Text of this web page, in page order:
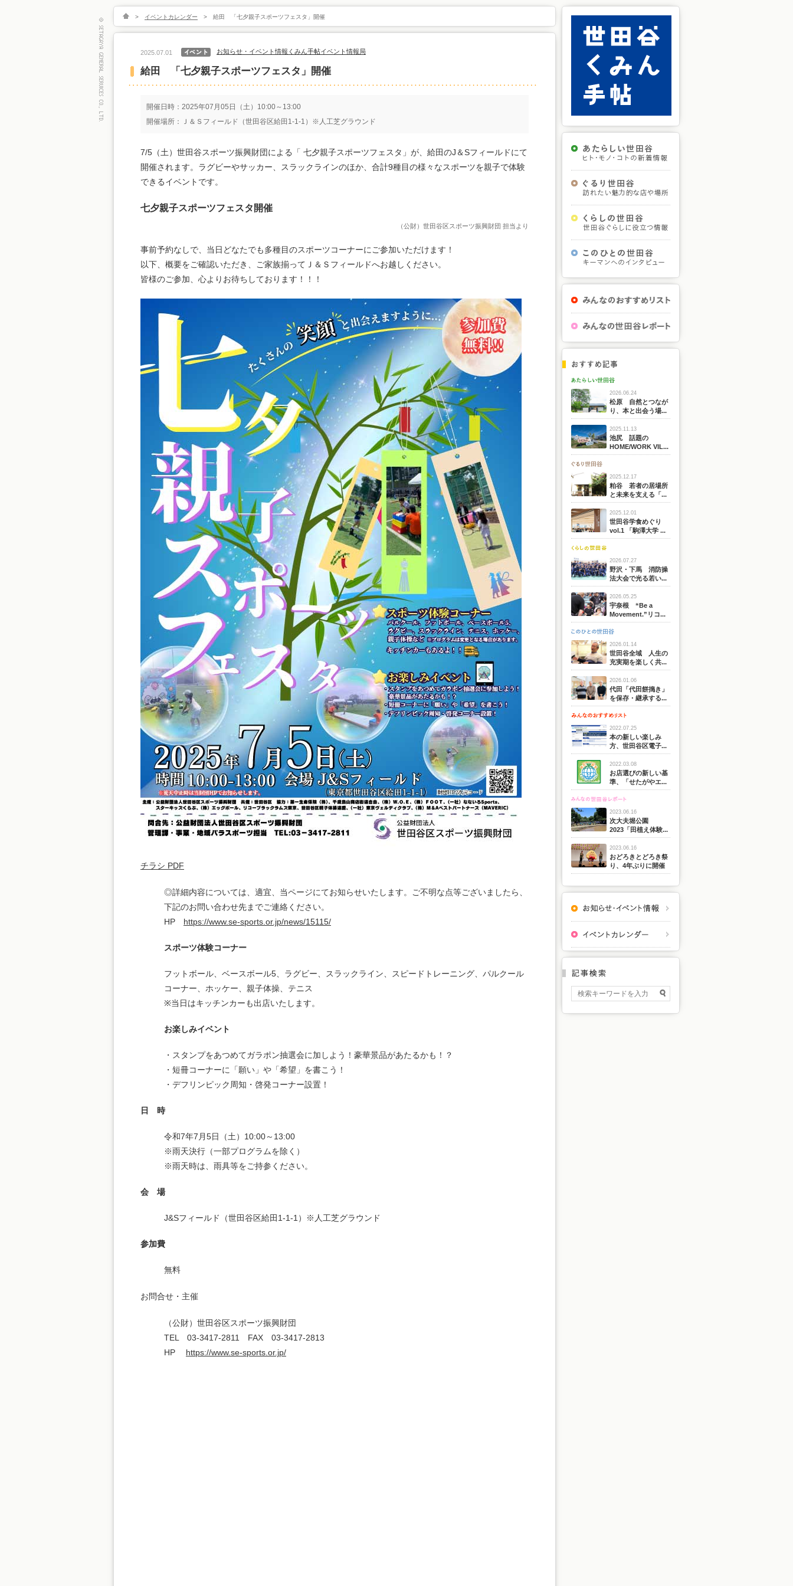
> イベントカレンダー > 給田 「七夕親子スポーツフェスタ」開催
2025.07.01 お知らせ・イベント情報 くみん手帖イベント情報局
給田 「七夕親子スポーツフェスタ」開催
開催日時：2025年07月05日（土）10:00～13:00
開催場所：Ｊ＆Ｓフィールド（世田谷区給田1-1-1）※人工芝グラウンド
7/5（土）世田谷スポーツ振興財団による「 七夕親子スポーツフェスタ」が、給田のJ＆Sフィールドにて
開催されます。ラグビーやサッカー、スラックラインのほか、合計9種目の様々なスポーツを親子で体験
できるイベントです。
七夕親子スポーツフェスタ開催
（公財）世田谷区スポーツ振興財団 担当より
事前予約なしで、当日どなたでも多種目のスポーツコーナーにご参加いただけます！
以下、概要をご確認いただき、ご家族揃ってＪ＆Ｓフィールドへお越しください。
皆様のご参加、心よりお待ちしております！！！
チラシ PDF
◎詳細内容については、適宜、当ページにてお知らせいたします。ご不明な点等ございましたら、
下記のお問い合わせ先までご連絡ください。
HP https://www.se-sports.or.jp/news/15115/
スポーツ体験コーナー
フットボール、ベースボール5、ラグビー、スラックライン、スピードトレーニング、パルクール
コーナー、ホッケー、親子体操、テニス
※当日はキッチンカーも出店いたします。
お楽しみイベント
・スタンプをあつめてガラポン抽選会に加しよう！豪華景品があたるかも！？
・短冊コーナーに「願い」や「希望」を書こう！
・デフリンピック周知・啓発コーナー設置！
日 時
令和7年7月5日（土）10:00～13:00
※雨天決行（一部プログラムを除く）
※雨天時は、雨具等をご持参ください。
会 場
J&Sフィールド（世田谷区給田1-1-1）※人工芝グラウンド
参加費
無料
お問合せ・主催
（公財）世田谷区スポーツ振興財団
TEL 03-3417-2811 FAX 03-3417-2813
HP https://www.se-sports.or.jp/
2026.06.24
松原 自然とつなが
り、本と出会う場...
2025.11.13
池尻 話題の
HOME/WORK VIL...
2025.12.17
粕谷 若者の居場所
と未来を支える「...
2025.12.01
世田谷学食めぐり
vol.1 「駒澤大学 ...
2026.07.27
野沢・下馬 消防操
法大会で光る若い...
2026.05.25
宇奈根 “Be a
Movement.”リコ...
2026.01.14
世田谷全域 人生の
充実期を楽しく共...
2026.01.06
代田「代田餅搗き」
を保存・継承する...
2022.07.25
本の新しい楽しみ
方、世田谷区電子...
2022.03.08
お店選びの新しい基
準、「せたがやエ...
2023.06.16
次大夫堀公園
2023「田植え体験...
2023.06.16
おどろきとどろき祭
り、4年ぶりに開催